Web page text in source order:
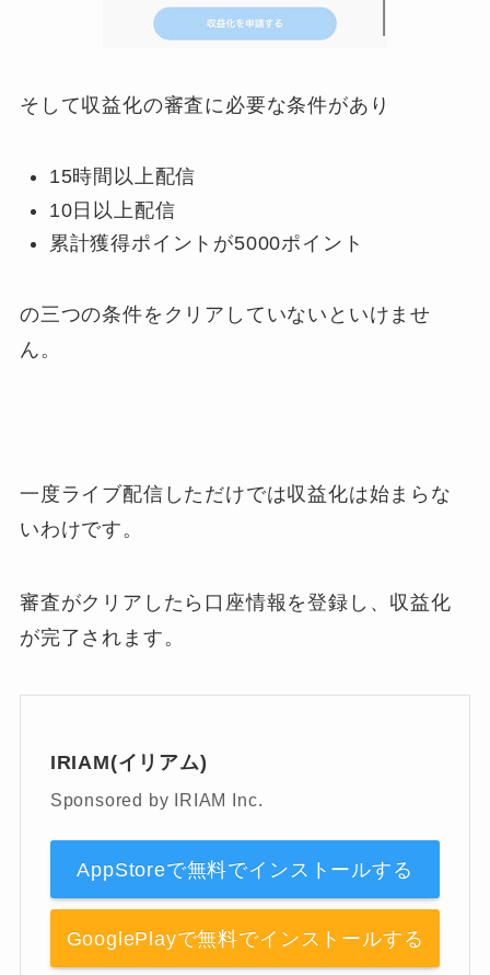
そして収益化の審査に必要な条件があり
15時間以上配信
10日以上配信
累計獲得ポイントが5000ポイント
の三つの条件をクリアしていないといけませ
ん。
一度ライブ配信しただけでは収益化は始まらな
いわけです。
審査がクリアしたら口座情報を登録し、収益化
が完了されます。
IRIAM(イリアム)
Sponsored by IRIAM Inc.
AppStoreで無料でインストールする
GooglePlayで無料でインストールする